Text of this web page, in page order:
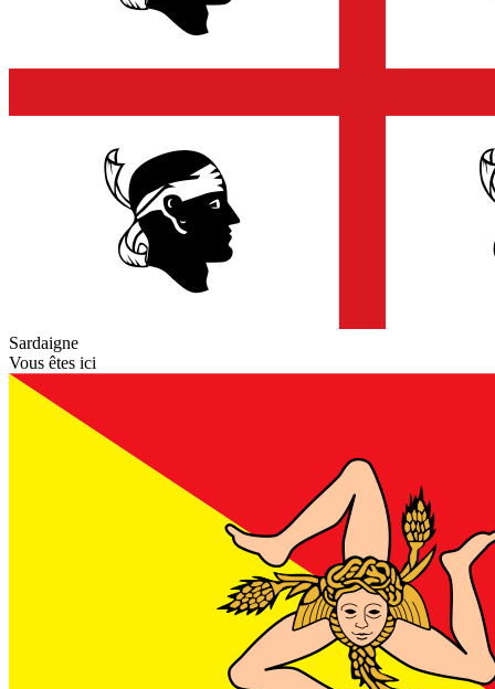
Sardaigne
Vous êtes ici